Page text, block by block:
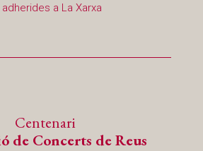
a La Xarxa
Centenari
de Concerts de Reus